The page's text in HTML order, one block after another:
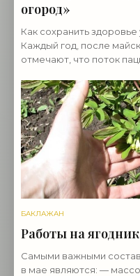
огород»
Как сохранить здоровье
Каждый год, после
отмечают, что поток
заболевания,
БАКЛАЖАН
Работы на
Самыми важными
в мае являются: —